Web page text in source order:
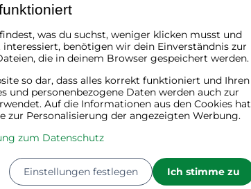
Holzregal ÖLAND, 58x27x136 cm,
5 Regalböden, braun
★★★★★
★★★★★
★★★★★
34 €
was du suchst, weniger klicken musst und
benötigen wir dein Einverständnis zur
die in deinem Browser gespeichert werden.
so dar, dass alles korrekt funktioniert und Ihren
und personenbezogene Daten werden auch zur
Auf die Informationen aus den Cookies hat
zur Personalisierung der angezeigten Werbung.
zum Datenschutz
Einstellungen festlegen Ich stimme zu